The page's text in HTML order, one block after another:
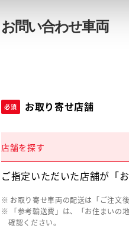
択お問い合わせ車両
必須 お取り寄せ店舗
店舗を探す
ご指定いただいた店舗が「
お取り寄せ車両の配送は「ご注文
「参考輸送費」は、「お住まい
確認ください。